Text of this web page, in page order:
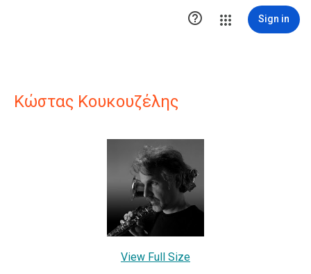
 Sign in
Κώστας Κουκουζέλης
View Full Size